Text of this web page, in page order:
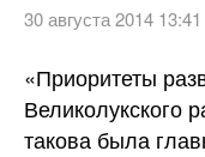
30 августа 2014 13:41
«Приоритеты
Великолукского
такова была